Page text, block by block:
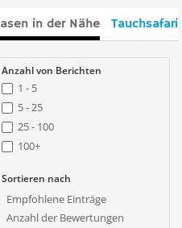
in der Nähe
Anzahl von Berichten
1 - 5
5 - 25
25 - 100
100+
Sortieren nach
Empfohlene Einträge
Anzahl der Bewertungen